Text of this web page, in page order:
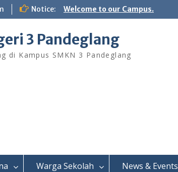
Notice: Welcome to our Campus.
3 Pandeglang
di Kampus SMKN 3 Pandeglang
Warga Sekolah News & Events